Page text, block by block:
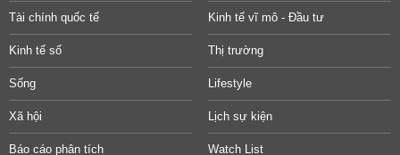
Tài chính quốc tế Kinh tế vĩ mô - Đầu tư
Kinh tế số Thị trường
Sống Lifestyle
Xã hội Lịch sự kiện
Báo cáo phân tích Watch List